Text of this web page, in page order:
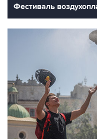
Фестиваль